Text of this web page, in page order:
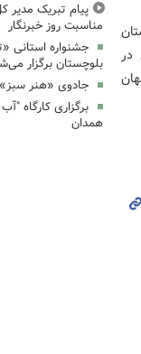
در
پیام تبریک مدیر
مناسبت روز خبرنگار
جشنواره استانی
بلوچستان برگزار
جادوی «هنر
همدان